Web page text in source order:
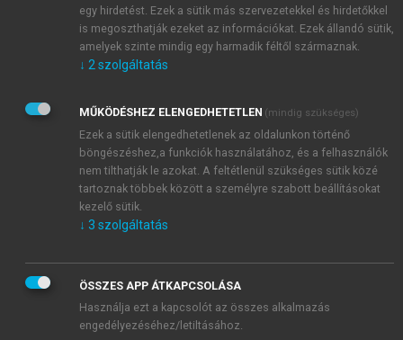
Kérek értesítést a MeRSZ újdonságairól, akcióiról.
Kérek értesítést az Akadémiai Kiadó Zrt. újdonságairól,
Adatkezelési tájékoztatóbanfoglaltakat tudomásul
veszem és elfogadom.
Általános vásárlási feltételeket, valamint a szotar.netés a
mersz.huoldalak licencszerződéseiben foglaltakat
tudomásul veszem és elfogadom.
KIPRÓBÁLOM
egy hirdetést. Ezek a sütik más szervezetekkel és hirdetőkkel
is megoszthatják ezeket az információkat. Ezek állandó sütik,
amelyek szinte mindig egy harmadik féltől származnak.
↓ 2 szolgáltatás
MŰKÖDÉSHEZ ELENGEDHETETLEN (mindig szükséges)
Ezek a sütik elengedhetetlenek az oldalunkon történő
böngészéshez,a funkciók használatához, és a felhasználók
nem tilthatják le azokat. A feltétlenül szükséges sütik közé
tartoznak többek között a személyre szabott beállításokat
kezelő sütik.
↓ 3 szolgáltatás
ÖSSZES APP ÁTKAPCSOLÁSA
Használja ezt a kapcsolót az összes alkalmazás
engedélyezéséhez/letiltásához.